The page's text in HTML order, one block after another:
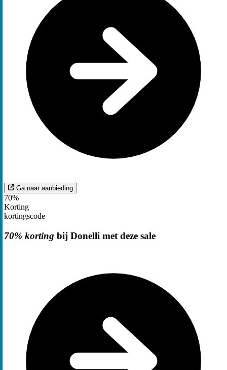
Ga naar aanbieding
70%
Korting
kortingscode
70% korting bij Donelli met deze sale